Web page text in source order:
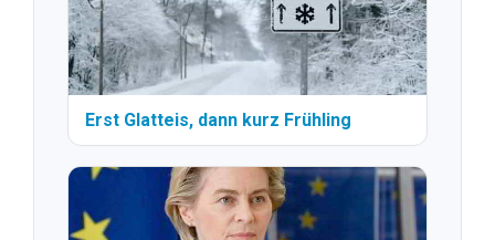
Erst Glatteis, dann kurz Frühling